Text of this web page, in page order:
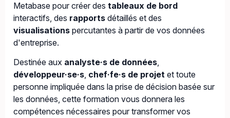
Metabase pour créer des tableaux de bord
interactifs, des rapports détaillés et des
visualisations percutantes à partir de vos données
d'entreprise.
Destinée aux analyste·s de données,
développeur·se·s, chef·fe·s de projet et toute
personne impliquée dans la prise de décision basée sur
les données, cette formation vous donnera les
compétences nécessaires pour transformer vos